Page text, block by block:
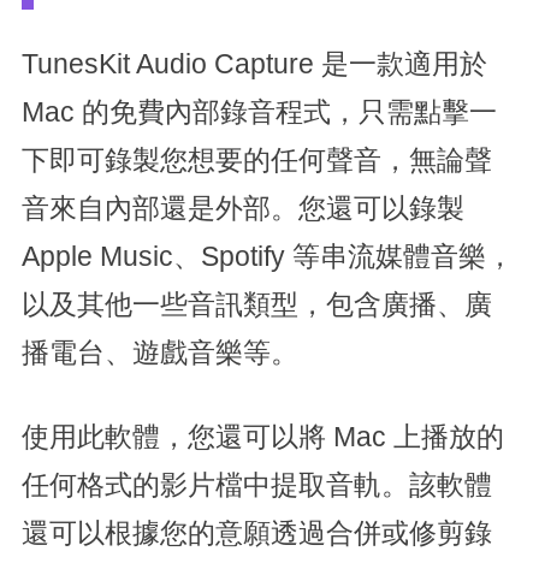
TunesKit Audio Capture 是一款適用於
Mac 的免費內部錄音程式，只需點擊一
下即可錄製您想要的任何聲音，無論聲
音來自內部還是外部。您還可以錄製
Apple Music、Spotify 等串流媒體音樂，
以及其他一些音訊類型，包含廣播、廣
播電台、遊戲音樂等。
使用此軟體，您還可以將 Mac 上播放的
任何格式的影片檔中提取音軌。該軟體
還可以根據您的意願透過合併或修剪錄